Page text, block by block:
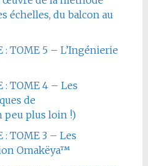
échelles, du balcon au
: TOME 5 – L’Ingénierie
: TOME 4 – Les
de
peu plus loin !)
: TOME 3 – Les
Omakëya™